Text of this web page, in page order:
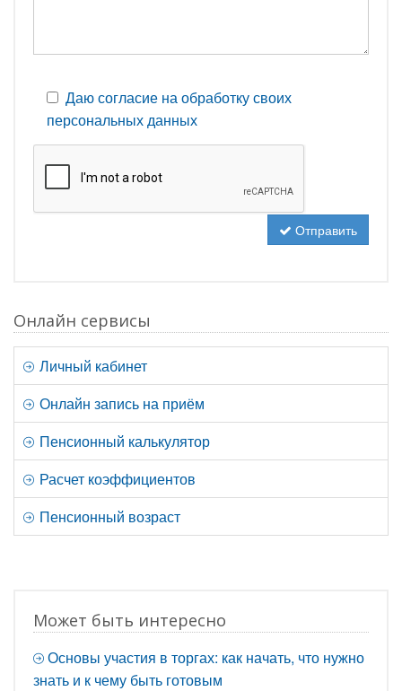
Даю согласие на обработку своих
персональных данных
Отправить
Онлайн сервисы
Личный кабинет
Онлайн запись на приём
Пенсионный калькулятор
Расчет коэффициентов
Пенсионный возраст
Может быть интересно
Основы участия в торгах: как начать, что нужно
знать и к чему быть готовым